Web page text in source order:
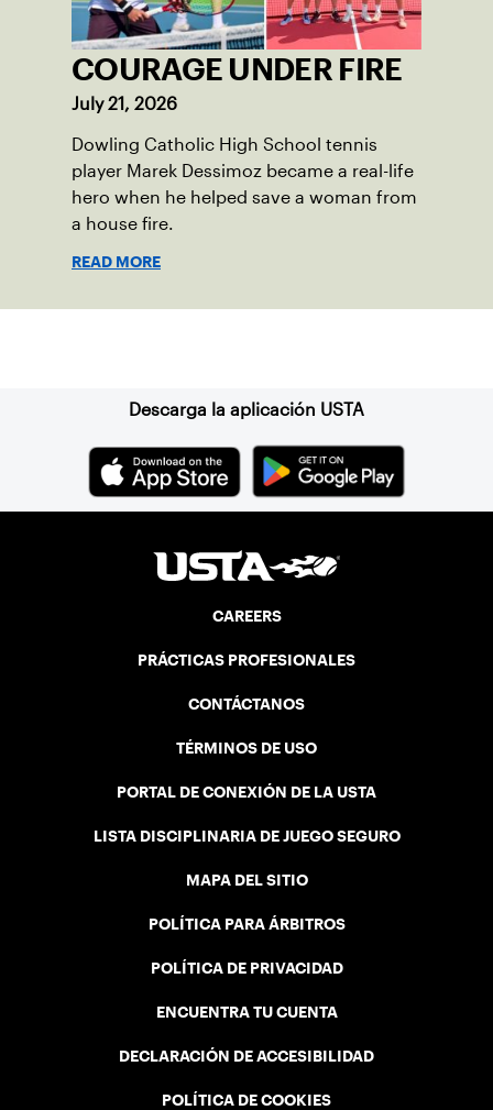
COURAGE UNDER FIRE
July 21, 2026
Dowling Catholic High School tennis
player Marek Dessimoz became a real-life
hero when he helped save a woman from
a house fire.
READ MORE
Descarga la aplicación USTA
CAREERS
PRÁCTICAS PROFESIONALES
CONTÁCTANOS
TÉRMINOS DE USO
PORTAL DE CONEXIÓN DE LA USTA
LISTA DISCIPLINARIA DE JUEGO SEGURO
MAPA DEL SITIO
POLÍTICA PARA ÁRBITROS
POLÍTICA DE PRIVACIDAD
ENCUENTRA TU CUENTA
DECLARACIÓN DE ACCESIBILIDAD
POLÍTICA DE COOKIES